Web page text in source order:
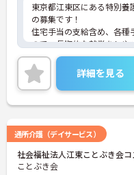
東京都江東区にある特別
の募集です！
住宅手当の支給含め、各種
ので、長期的な就業をしや
また、資格不問なので、介
ャレンジしたい方におすす
福利厚生が整っております
けます。
ご興味のある方はお気軽に
詳細を見る
通所介護（デイサービス）
社会福祉法人江東ことぶき会
ことぶき会